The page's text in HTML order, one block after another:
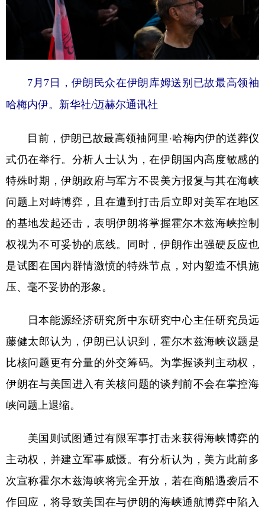
7月7日，伊朗民众在伊朗库姆送别已故最高领袖
哈梅内伊。新华社/迈赫尔通讯社
目前，伊朗已故最高领袖阿里·哈梅内伊的送葬仪
式仍在举行。分析人士认为，在伊朗国内高度敏感的
特殊时期，伊朗政府与军方不畏美方报复与其在海峡
问题上对峙博弈，且在遭到打击后立即对美军在地区
的基地发起还击，表明伊朗将掌握霍尔木兹海峡控制
权视为不可妥协的底线。同时，伊朗作出强硬反应也
是试图在国内群情激愤的特殊节点，对内塑造不惧施
压、毫不妥协的形象。
日本能源经济研究所中东研究中心主任研究员远
藤健太郎认为，伊朗已认识到，霍尔木兹海峡议题是
比核问题更有分量的外交筹码。为掌握谈判主动权，
伊朗在与美国进入有关核问题的谈判前不会在掌控海
峡问题上退缩。
美国则试图通过有限军事打击来获得海峡博弈的
主动权，并建立军事威慑。有分析认为，美方此前多
次宣称霍尔木兹海峡将完全开放，若在商船遇袭后不
作回应，将导致美国在与伊朗的海峡通航博弈中陷入